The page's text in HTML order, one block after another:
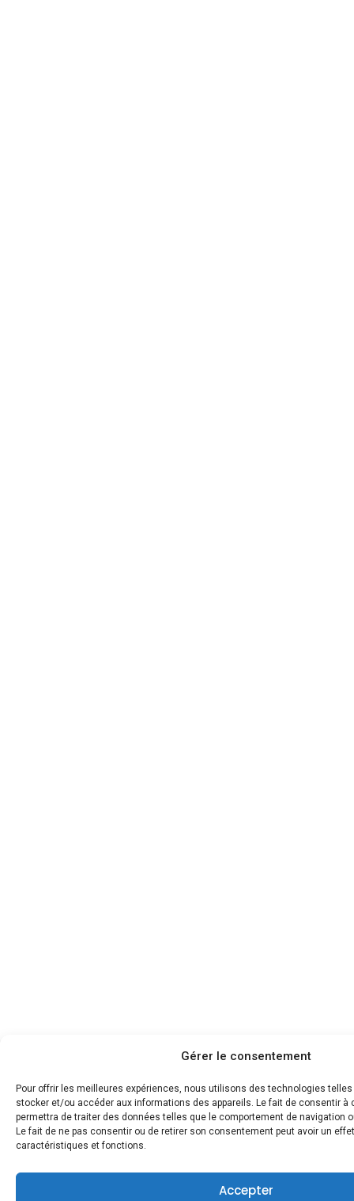
Gérer le consentement
Pour offrir les meilleures expériences, nous utilisons des technologies
stocker et/ou accéder aux informations des appareils. Le fait de consentir à
permettra de traiter des données telles que le comportement de navigation
Le fait de ne pas consentir ou de retirer son consentement peut avoir un
caractéristiques et fonctions.
Accepter